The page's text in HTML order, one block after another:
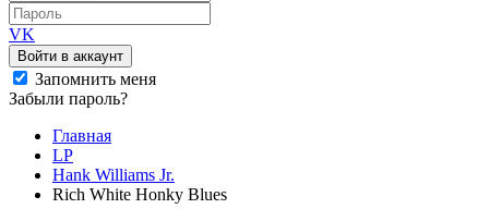
VK
Войти в аккаунт
Запомнить меня
Забыли пароль?
Главная
LP
Hank Williams Jr.
Rich White Honky Blues